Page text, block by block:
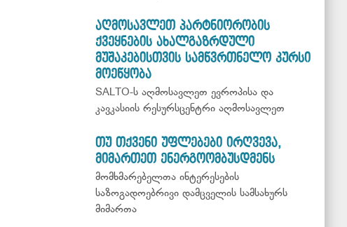
აღმოსავლეთ პარტნიორობის
ქვეყნების ახალგაზრდული
მუშაკებისთვის სამწვრთნელო კურსი
მოეწყობა
SALTO-ს აღმოსავლეთ ევროპისა და
კავკასიის რესურსცენტრი აღმოსავლეთ
თუ თქვენი უფლებები ირღვევა,
მიმართეთ ენერგოომბუსდმენს
მომხმარებელთა ინტერესების
საზოგადოებრივი დამცველის სამსახურს
მიმართა